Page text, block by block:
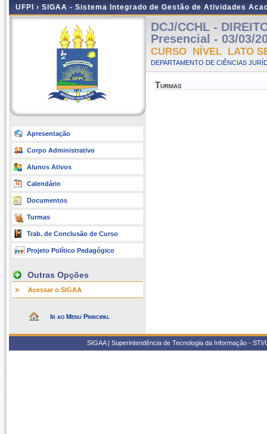
UFPI › SIGAA - Sistema Integrado de Gestão de Atividades
Apresentação
Corpo Administrativo
Alunos Ativos
Calendário
Documentos
Turmas
Trab. de Conclusão de Curso
Projeto Político Pedagógico
Outras Opções
Acessar o SIGAA
Ir ao Menu Principal
DCJ/CCHL -
Presencial - 03/03/
CURSO NÍVEL LATO
DEPARTAMENTO DE CIÊNCIAS
Turmas
SIGAA | Superintendência de Tecnologia da Informação -